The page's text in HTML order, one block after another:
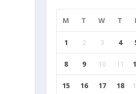
M T W T
1 2 3 4
8 9 10 11
15 16 17 18